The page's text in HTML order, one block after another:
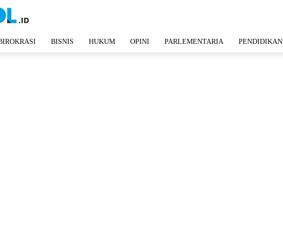
BISNIS HUKUM OPINI PARLEMENTARIA PENDIDIKAN